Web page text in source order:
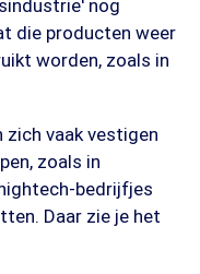
nog
die producten weer
worden, zoals in
vaak vestigen
zoals in
bedrijfjes
Daar zie je het